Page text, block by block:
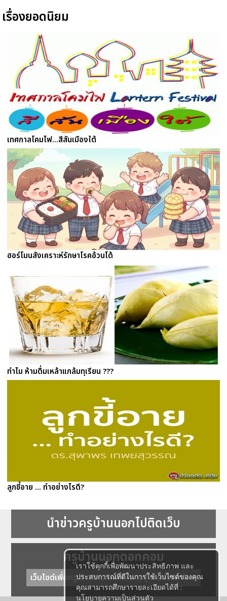
เราใช้คุกกี้เพื่อพัฒนาประสิทธิภาพ และ
ประสบการณ์ที่ดีในการใช้เว็บไซต์ของคุณ
คุณสามารถศึกษารายละเอียดได้ที่ :
นโยบายความเป็นส่วนตัว
เรื่องยอดนิยม
เทศกาลโคมไฟ...สีสันเมืองใต้
ฮอร์โมนสังเคราะห์รักษาโรคอ้วนได้
ทำไม ห้ามดื่มเหล้าแกล้มทุเรียน ???
ลูกขี้อาย ... ทำอย่างไรดี?
นำข่าวครูบ้านนอกไปติดเว็บ
ครูบ้านนอกดอทคอม
เว็บไซต์เพื่อครู ข่าวการศึกษา ความรู้ การศึกษาไทย